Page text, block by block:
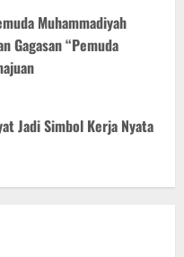
Muhammadiyah
Gagasan “Pemuda
Jadi Simbol Kerja Nyata